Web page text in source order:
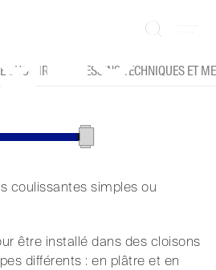
le plus résistant sur le
CHOISIR DESSINS TECHNIQUES ET
coulissantes simples ou
être installé dans des cloisons
différents : en plâtre et en